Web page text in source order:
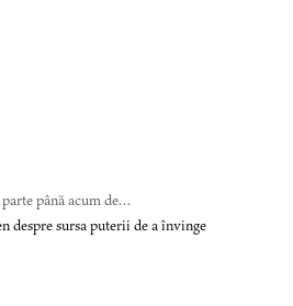
până acum de…
despre sursa puterii de a învinge